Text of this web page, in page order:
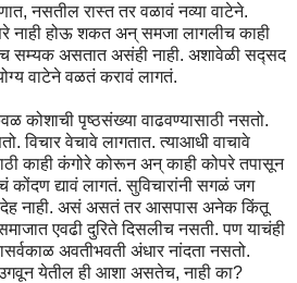
नसतील रास्त तर वळावं नव्या वाटेने.
नाही होऊ शकत अन् समजा लागलीच काही
सम्यक असतात असंही नाही. अशावेळी सद्सद
वाटेने वळतं करावं लागतं.
कोशाची पृष्ठसंख्या वाढवण्यासाठी नसतो.
विचार वेचावे लागतात. त्याआधी वाचावे
काही कंगोरे कोरून अन् काही कोपरे तपासून
कोंदण द्यावं लागतं. सुविचारांनी सगळं जग
नाही. असं असतं तर आसपास अनेक किंतू
एवढी दुरिते दिसलीच नसती. पण याचंही
अवतीभवती अंधार नांदता नसतो.
येतील ही आशा असतेच, नाही का?